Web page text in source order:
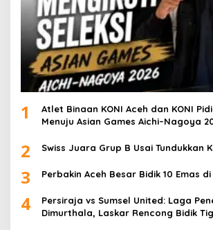
1
Atlet Binaan KONI Aceh dan KONI
Menuju Asian Games Aichi–Nagoya
2 Swiss Juara Grup B Usai Tundukkan
3 Perbakin Aceh Besar Bidik 10 Emas di
4
Persiraja vs Sumsel United: Laga
Dimurthala, Laskar Rencong Bidik